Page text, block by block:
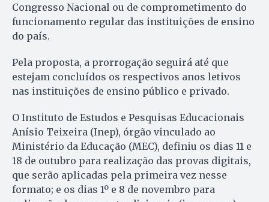
Congresso Nacional ou de comprometimento do
funcionamento regular das instituições de ensino
do país.
Pela proposta, a prorrogação seguirá até que
estejam concluídos os respectivos anos letivos
nas instituições de ensino público e privado.
O Instituto de Estudos e Pesquisas Educacionais
Anísio Teixeira (Inep), órgão vinculado ao
Ministério da Educação (MEC), definiu os dias 11 e
18 de outubro para realização das provas digitais,
que serão aplicadas pela primeira vez nesse
formato; e os dias 1º e 8 de novembro para